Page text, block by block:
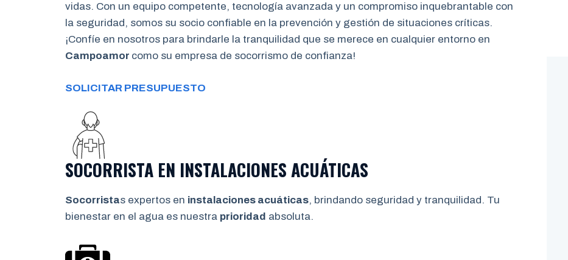
vidas. Con un equipo competente, tecnología avanzada y un compromiso inquebrantable con
la seguridad, somos su socio confiable en la prevención y gestión de situaciones críticas.
¡Confíe en nosotros para brindarle la tranquilidad que se merece en cualquier entorno en
Campoamor como su empresa de socorrismo de confianza!
SOLICITAR PRESUPUESTO
SOCORRISTA EN INSTALACIONES ACUÁTICAS
Socorristas expertos en instalaciones acuáticas, brindando seguridad y tranquilidad. Tu
bienestar en el agua es nuestra prioridad absoluta.